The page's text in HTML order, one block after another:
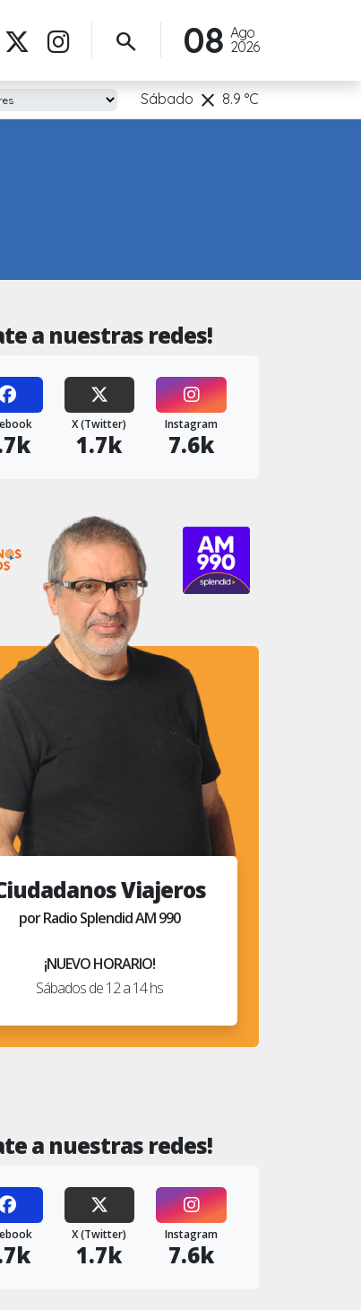
Ago
2026
08
search
Sábado clear 8.9 °C
a nuestras redes!
X (Twitter)
1.7k
Instagram
7.6k
Viajeros
por Radio Splendid AM 990
¡NUEVO HORARIO!
Sábados de 12 a 14 hs